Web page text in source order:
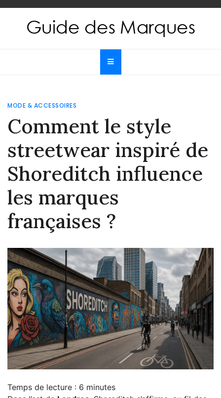
Skip
content
Guide des Marques
MODE & ACCESSOIRES
Comment le style
streetwear inspiré de
Shoreditch influence
les marques
françaises ?
Temps de lecture : 6 minutes